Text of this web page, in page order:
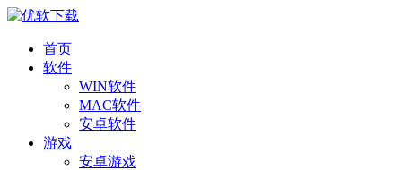
首页
软件
WIN软件
MAC软件
安卓软件
游戏
安卓游戏